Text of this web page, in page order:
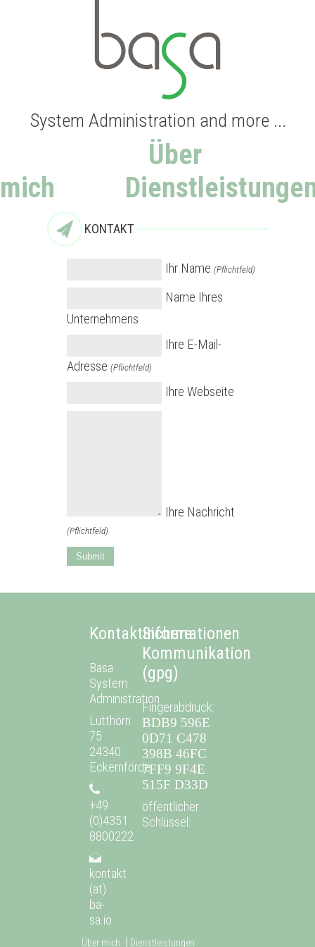
System Administration and more ...
Über
mich
KONTAKT
Ihr Name(Pflichtfeld)
Name Ihres
Unternehmens
Ihre E-Mail-
Adresse (Pflichtfeld)
Ihre Webseite
Ihre Nachricht
(Pflichtfeld)
Submit
Kontaktinformationen
Basa
System
Administration
Lütthörn
75
24340
Eckernförde
+49
(0)4351
8800222
kontakt
(at)
ba-
sa.io
Sichere
Kommunikation
(gpg)
Fingerabdruck:
BDB9 596E
0D71 C478
398B 46FC
7FF9 9F4E
515F D33D
öffentlicher
Schlüssel:
Über mich
Dienstleistungen